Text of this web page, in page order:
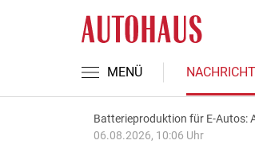
MENÜ
Batterieproduktion für E-Autos:
06.08.2026, 10:06 Uhr